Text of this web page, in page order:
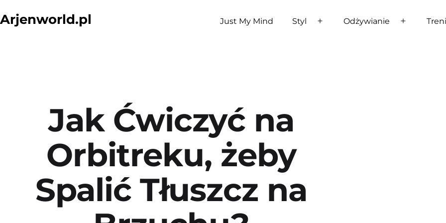
do
Arjenworld.pl Just My Mind Styl
RozwińOdżywianie
Rozwiń
Jak Ćwiczyć na
Orbitreku, żeby
Spalić Tłuszcz na